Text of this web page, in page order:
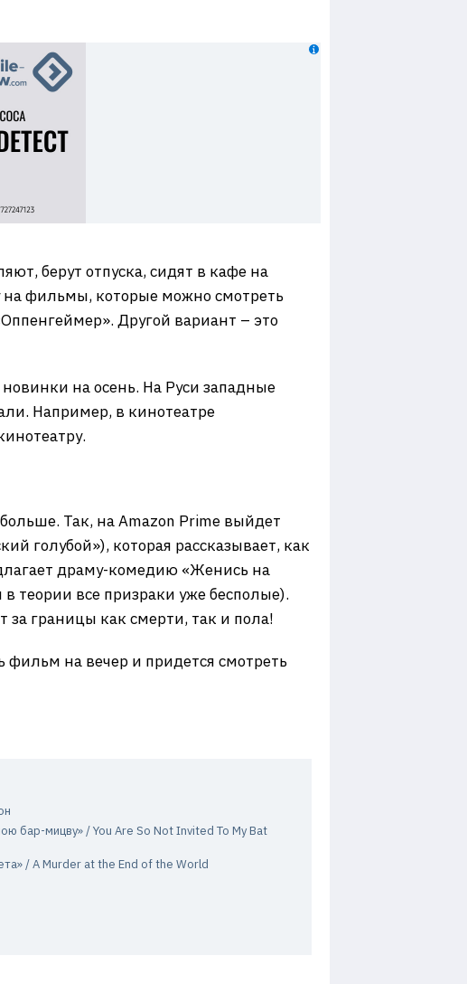
берут отпуска, сидят в кафе на
на фильмы, которые можно смотреть
Другой вариант – это
на осень. На Руси западные
Например, в кинотеатре
Так, на Amazon Prime выйдет
голубой»), которая рассказывает, как
драму-комедию «Женись на
теории все призраки уже бесполые).
за границы как смерти, так и пола!
фильм на вечер и придется смотреть
бар-мицву» / You Are So Not Invited To My Bat
/ A Murder at the End of the World